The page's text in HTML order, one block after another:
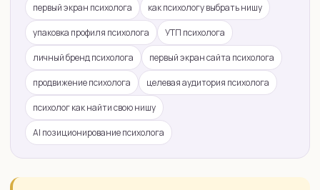
первый экран психолога как психологу выбрать нишу
упаковка профиля психолога УТП психолога
личный бренд психолога первый экран сайта психолога
продвижение психолога целевая аудитория психолога
психолог как найти свою нишу
AI позиционирование психолога